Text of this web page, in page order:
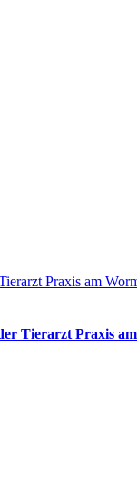
Praxis am
Tierarzt Praxis